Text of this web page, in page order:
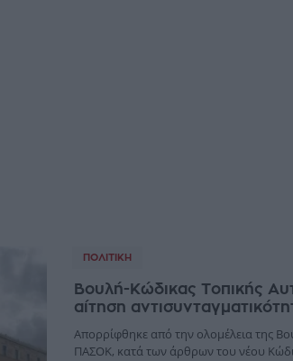
ΠΟΛΙΤΙΚΉ
Βουλή-Κώδικας Τοπικής
αίτηση
Απορρίφθηκε από την ολομέλεια της
ΠΑΣΟΚ, κατά των άρθρων του νέου